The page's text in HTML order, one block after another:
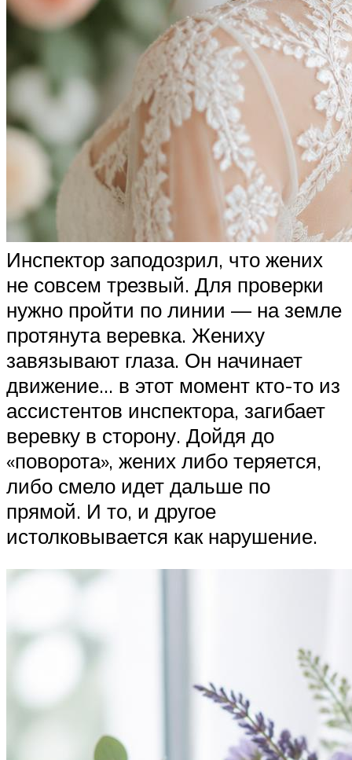
Инспектор заподозрил, что жених
не совсем трезвый. Для проверки
нужно пройти по линии — на земле
протянута веревка. Жениху
завязывают глаза. Он начинает
движение… в этот момент кто-то из
ассистентов инспектора, загибает
веревку в сторону. Дойдя до
«поворота», жених либо теряется,
либо смело идет дальше по
прямой. И то, и другое
истолковывается как нарушение.